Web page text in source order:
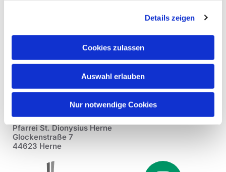
Details zeigen
Cookies zulassen
Auswahl erlauben
Nur notwendige Cookies
Pfarrei St. Dionysius Herne
Glockenstraße 7
44623 Herne